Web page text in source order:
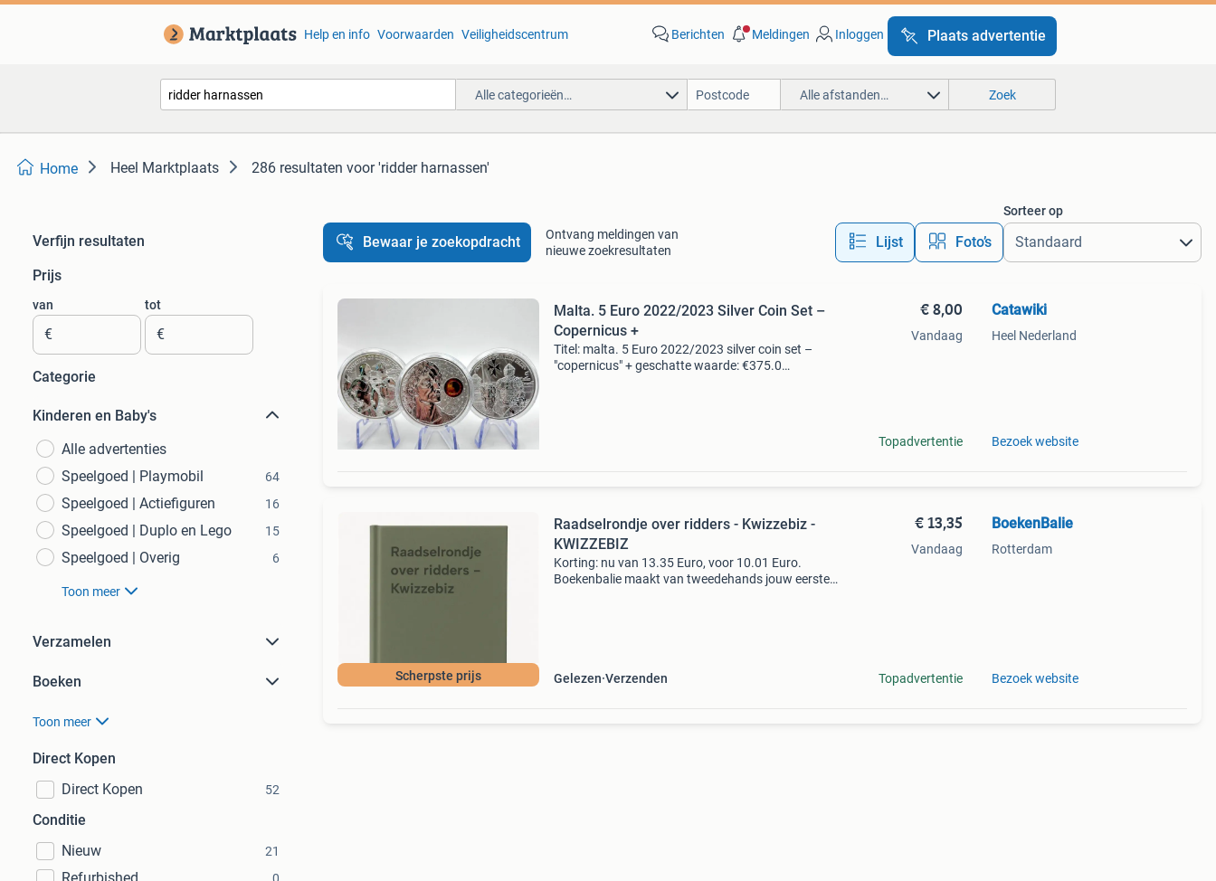
Help en info Voorwaarden Veiligheidscentrum Berichten Meldingen Inloggen Plaats advertentie
Alle categorieën… Alle afstanden… Zoek
Home Heel Marktplaats 286 resultaten voor 'ridder harnassen'
Verfijn resultaten
Prijs
van
€
tot
€
Categorie
Kinderen en Baby's
Alle advertenties
Speelgoed | Playmobil
64
Speelgoed | Actiefiguren 16
Speelgoed | Duplo en Lego 15
Speelgoed | Overig 6
Toon meer
Verzamelen
Boeken
Toon meer
Direct Kopen
Direct Kopen
52
Conditie
Nieuw
21
Bewaar je zoekopdracht
Ontvang meldingen van
nieuwe zoekresultaten
Lijst Foto’s
Sorteer op
Malta. 5 Euro 2022/2023 Silver Coin Set –
Copernicus +
Titel: malta. 5 Euro 2022/2023 silver coin set –
"copernicus" + geschatte waarde: €375.0
€ 8,00
Vandaag
Topadvertentie
Catawiki
Heel Nederland
Bezoek website
Scherpste prijs
Raadselrondje over ridders - Kwizzebiz -
KWIZZEBIZ
Korting: nu van 13.35 Euro, voor 10.01 Euro.
Boekenbalie maakt van tweedehands jouw eerste
Gelezen Verzenden
€ 13,35
Vandaag
Topadvertentie
BoekenBalie
Rotterdam
Bezoek website